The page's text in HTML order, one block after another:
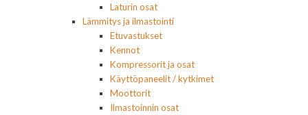
Laturin osat
Lämmitys ja ilmastointi
Etuvastukset
Kennot
Kompressorit ja osat
Käyttöpaneelit / kytkimet
Moottorit
Ilmastoinnin osat